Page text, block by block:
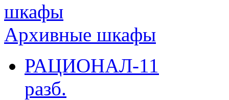
шкафы
Архивные шкафы
РАЦИОНАЛ-11
разб.